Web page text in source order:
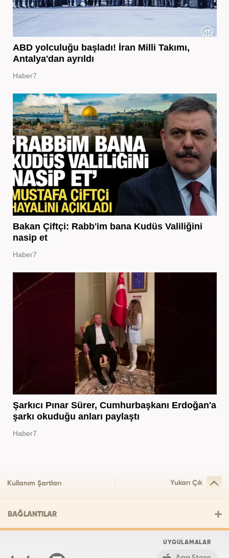
ABD yolculuğu başladı! İran Milli Takımı,
Antalya'dan ayrıldı
Haber7
Bakan Çiftçi: Rabb'im bana Kudüs Valiliğini
nasip et
Haber7
Şarkıcı Pınar Sürer, Cumhurbaşkanı Erdoğan'a
şarkı okuduğu anları paylaştı
Haber7
Kullanım Şartları Yukarı Çık
BAĞLANTILAR
UYGULAMALAR